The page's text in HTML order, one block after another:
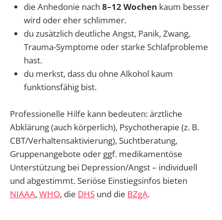
die Anhedonie nach 8–12 Wochen kaum besser
wird oder eher schlimmer.
du zusätzlich deutliche Angst, Panik, Zwang,
Trauma-Symptome oder starke Schlafprobleme
hast.
du merkst, dass du ohne Alkohol kaum
funktionsfähig bist.
Professionelle Hilfe kann bedeuten: ärztliche
Abklärung (auch körperlich), Psychotherapie (z. B.
CBT/Verhaltensaktivierung), Suchtberatung,
Gruppenangebote oder ggf. medikamentöse
Unterstützung bei Depression/Angst – individuell
und abgestimmt. Seriöse Einstiegsinfos bieten
NIAAA, WHO, die DHS und die BZgA.